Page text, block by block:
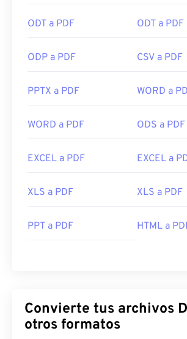
ODT a PDF ODT a PDF
ODP a PDF CSV a PDF
PPTX a PDF WORD a
WORD a PDF ODS a PDF
EXCEL a PDF EXCEL a
XLS a PDF XLS a PDF
PPT a PDF HTML a
Convierte tus archivos DOC a
otros formatos